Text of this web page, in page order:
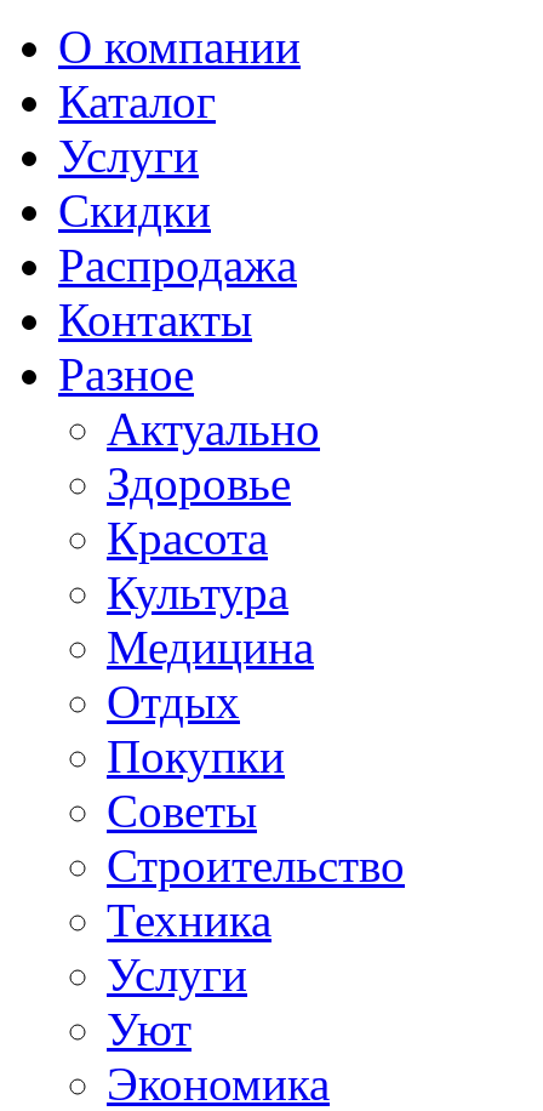
О компании
Каталог
Услуги
Скидки
Распродажа
Контакты
Разное
Актуально
Здоровье
Красота
Культура
Медицина
Отдых
Покупки
Советы
Строительство
Техника
Услуги
Уют
Экономика